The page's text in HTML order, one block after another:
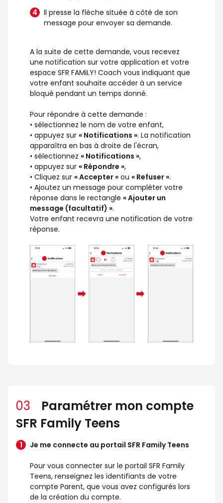
Il presse la flèche située à côté de son
message pour envoyer sa demande.
A la suite de cette demande, vous recevez
une notification sur votre application et votre
espace SFR FAMiLY! Coach vous indiquant que
votre enfant souhaite accéder à un service
bloqué pendant un temps donné.
Pour répondre à cette demande :
• sélectionnez le nom de votre enfant,
• appuyez sur « Notifications ». La notification
apparaîtra en bas à droite de l'écran,
• sélectionnez « Notifications »,
• appuyez sur « Répondre »,
• Cliquez sur « Accepter » ou « Refuser ».
• Ajoutez un message pour compléter votre
réponse dans le rectangle « Ajouter un
message (facultatif) ».
Votre enfant recevra une notification de votre
réponse.
03
Paramétrer mon compte
SFR Family Teens
Je me connecte au portail SFR Family Teens
Pour vous connecter sur le portail SFR Family
Teens, renseignez les identifiants de votre
compte Parent, que vous avez configurés lors
de la création du compte.